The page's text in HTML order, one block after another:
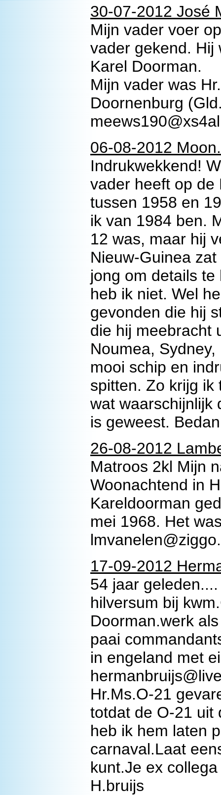
30-07-2012 José
Mijn vader voer
vader gekend. Hij
Karel Doorman.
Mijn vader was
Doornenburg
06-08-2012 Moon.
Indrukwekkend!
vader heeft op de
tussen 1958 en
ik van 1984 ben.
12 was, maar hij
Nieuw-Guinea
jong om details
heb ik niet. Wel
gevonden die hij
die hij meebracht
Noumea,
mooi schip en
spitten. Zo krijg ik
wat waarschijnlijk
is geweest.
26-08-2012
Matroos 2kl Mijn
Woonachtend in
Kareldoorman
mei 1968. Het
17-09-2012
54 jaar
hilversum bij
Doorman.werk
paai
in engeland met
Hr.Ms.O-21
totdat de O-21 uit
heb ik hem laten
carnaval.Laat
kunt.Je ex
H.bruijs